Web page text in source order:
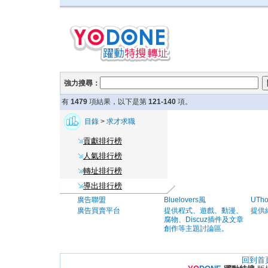
強力搜尋：
有 1479 項結果，以下是第 121-140 項。
目錄 > 求才求職
貢獻排行榜
人氣排行榜
轉址排行榜
導出排行榜
廣告聯盟
廣告買賣平台
Bluelovers風
提供程式、遊戲、動漫、
腐物、Discuz插件及文章
創作等主題討論區。
提供
回到首